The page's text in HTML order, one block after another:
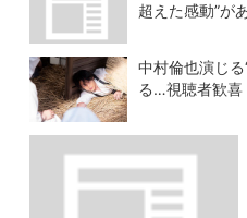
超えた感動”が
中村倫也演じ
る…視聴者歓喜